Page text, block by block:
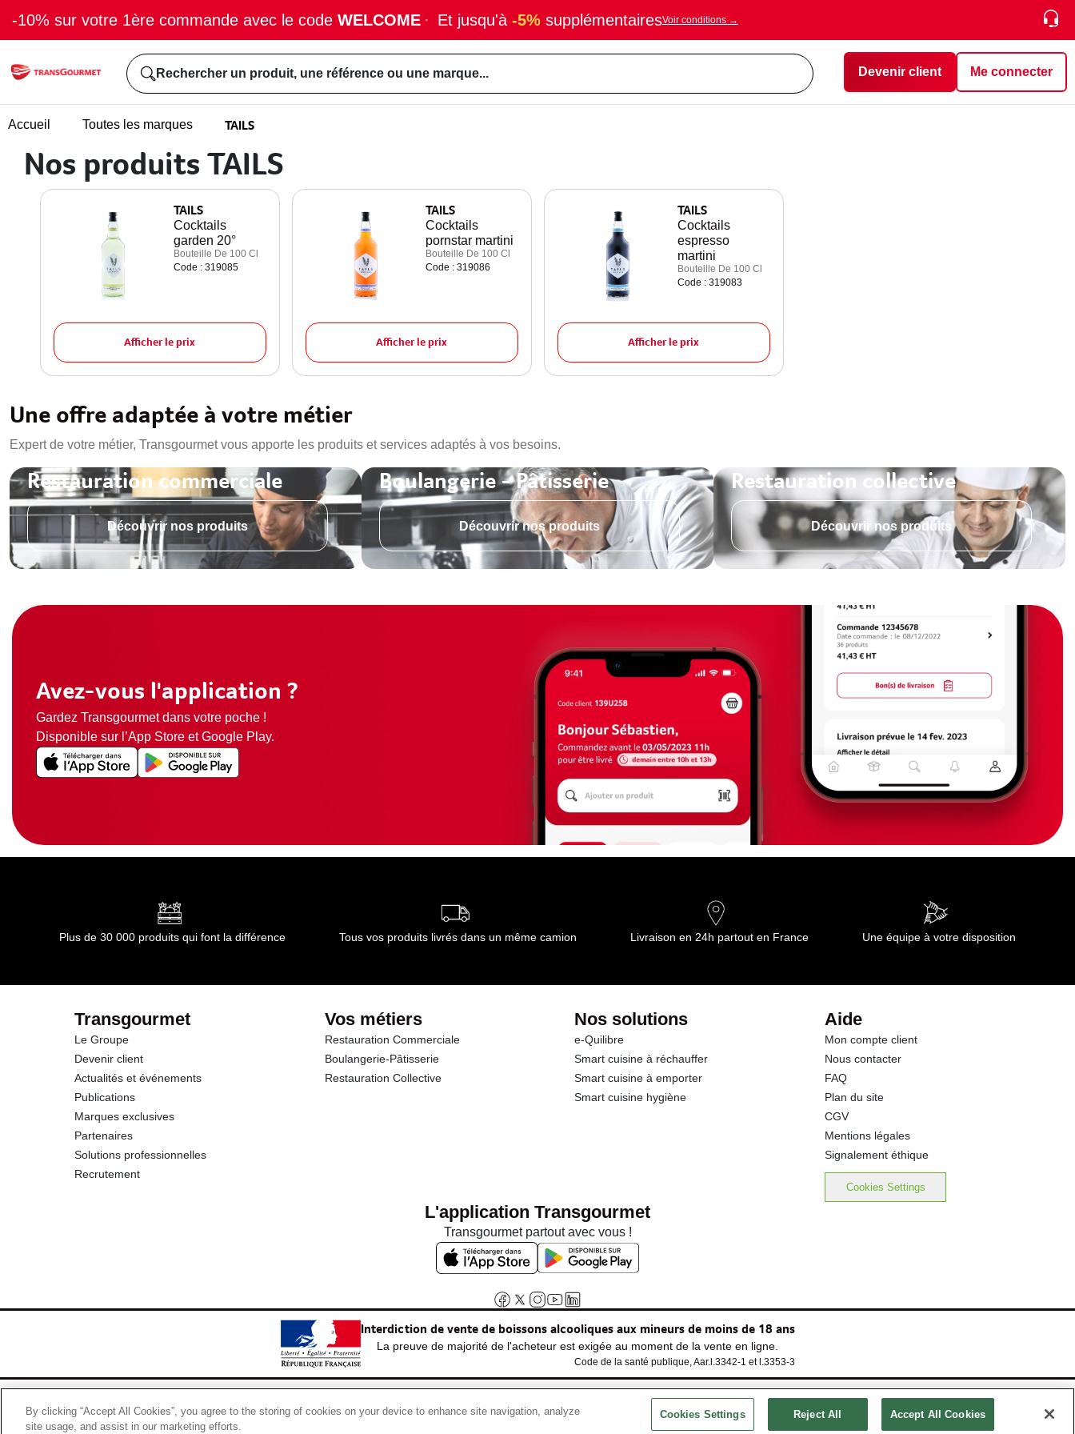
-10% sur votre 1ère commande avec le code WELCOME · Et jusqu'à -5% supplémentairesVoir conditions →
Rechercher un produit, une référence ou une marque... Devenir client Me connecter
Accueil Toutes les marques TAILS
Nos produits TAILS
TAILS
Cocktails
garden 20°
Bouteille De 100 Cl
Code : 319085
Afficher le prix
TAILS
Cocktails
pornstar martini
Bouteille De 100 Cl
Code : 319086
Afficher le prix
TAILS
Cocktails
espresso
martini
Bouteille De 100 Cl
Code : 319083
Afficher le prix
Une offre adaptée à votre métier
Expert de votre métier, Transgourmet vous apporte les produits et services adaptés à vos besoins.
Restauration commerciale
Découvrir nos produits
Boulangerie - Pâtisserie
Découvrir nos produits
Restauration collective
Découvrir nos produits
Avez-vous l'application ?
Gardez Transgourmet dans votre poche !
Disponible sur l’App Store et Google Play.
Plus de 30 000 produits qui font la différence Tous vos produits livrés dans un même camion Livraison en 24h partout en France Une équipe à votre disposition
Transgourmet
Le Groupe
Devenir client
Actualités et événements
Publications
Marques exclusives
Partenaires
Solutions professionnelles
Recrutement
Vos métiers
Restauration Commerciale
Boulangerie-Pâtisserie
Restauration Collective
Nos solutions
e-Quilibre
Smart cuisine à réchauffer
Smart cuisine à emporter
Smart cuisine hygiène
Aide
Mon compte client
Nous contacter
FAQ
Plan du site
CGV
Mentions légales
Signalement éthique
Cookies Settings
L'application Transgourmet
Transgourmet partout avec vous !
Interdiction de vente de boissons alcooliques aux mineurs de moins de 18 ans
La preuve de majorité de l'acheteur est exigée au moment de la vente en ligne.
Code de la santé publique, Aar.l.3342-1 et l.3353-3
© Tous droits réservés
By clicking “Accept All Cookies”, you agree to the storing of cookies on your device to enhance site navigation, analyze
site usage, and assist in our marketing efforts.
Cookies Settings Reject All Accept All Cookies